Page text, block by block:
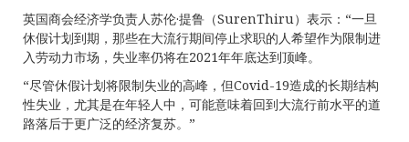
英国商会经济学负责人苏伦·提鲁（SurenThiru）表示：“一旦
休假计划到期，那些在大流行期间停止求职的人希望作为限制进
入劳动力市场，失业率仍将在2021年年底达到顶峰。
“尽管休假计划将限制失业的高峰，但Covid-19造成的长期结构
性失业，尤其是在年轻人中，可能意味着回到大流行前水平的道
路落后于更广泛的经济复苏。”